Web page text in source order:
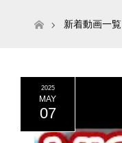
ホーム新着動画一覧
2025
MAY
07